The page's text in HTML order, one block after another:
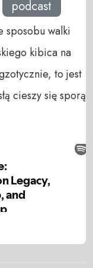
podcast
sposobu walki
kibica na
to jest
cieszy się sporą